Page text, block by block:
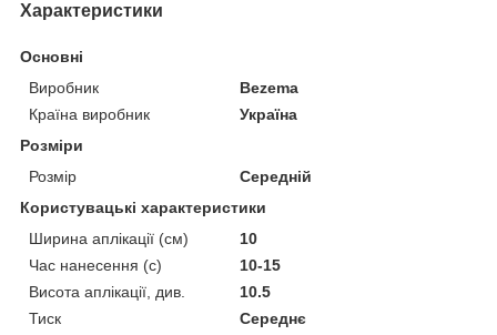
Характеристики
Основні
Виробник
Bezema
Країна виробник
Україна
Розміри
Розмір
Середній
Користувацькі характеристики
Ширина аплікації (см)
10
Час нанесення (с)
10-15
Висота аплікації, див.
10.5
Тиск
Середнє